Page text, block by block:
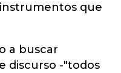
que
a buscar
discurso -"todos